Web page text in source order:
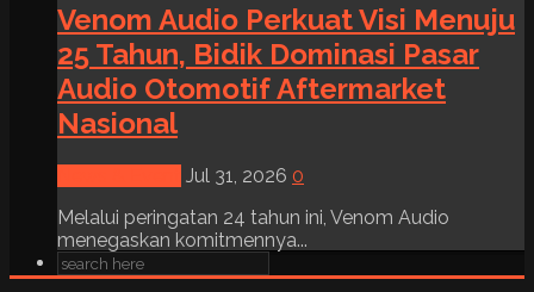
Venom Audio Perkuat Visi Menuju
25 Tahun, Bidik Dominasi Pasar
Audio Otomotif Aftermarket
Nasional
Jul 31, 2026 0
Melalui peringatan 24 tahun ini, Venom Audio
menegaskan komitmennya...